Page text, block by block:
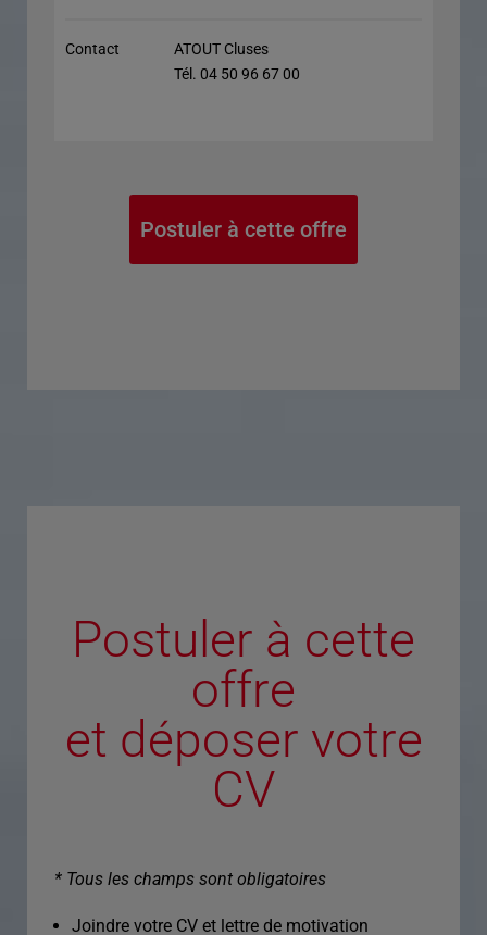
Contact
ATOUT Cluses
Tél. 04 50 96 67 00
Postuler à cette offre
Postuler à cette
offre
et déposer votre
CV
* Tous les champs sont obligatoires
Joindre votre CV et lettre de motivation